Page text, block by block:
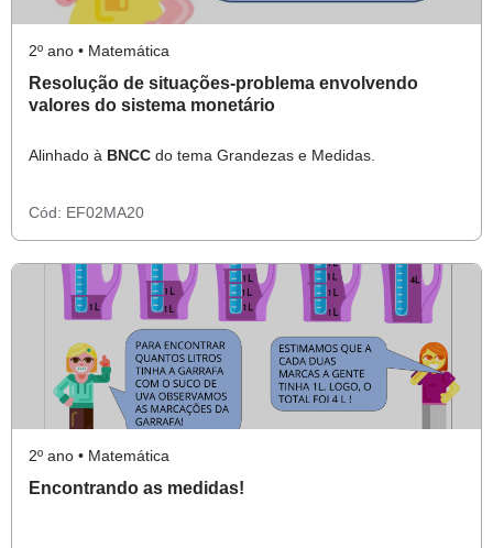
2º ano • Matemática
Resolução de situações-problema envolvendo
valores do sistema monetário
Alinhado à BNCC do tema Grandezas e Medidas.
Cód: EF02MA20
2º ano • Matemática
Encontrando as medidas!